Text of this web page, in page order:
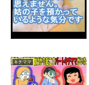
キチママ